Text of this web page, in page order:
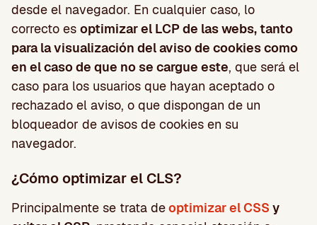
desde el navegador. En cualquier caso, lo
correcto es optimizar el LCP de las webs, tanto
para la visualización del aviso de cookies como
en el caso de que no se cargue este, que será el
caso para los usuarios que hayan aceptado o
rechazado el aviso, o que dispongan de un
bloqueador de avisos de cookies en su
navegador.
¿Cómo optimizar el CLS?
Principalmente se trata deoptimizar el CSS y